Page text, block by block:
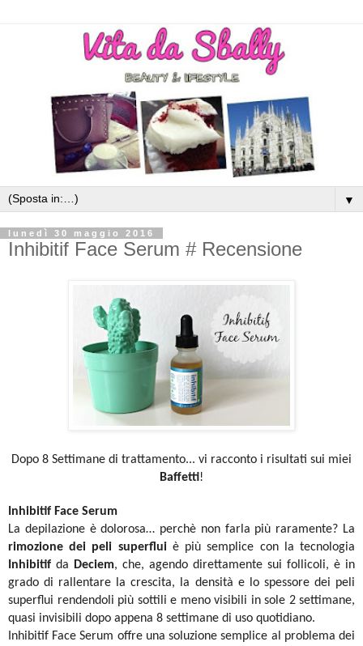
▼
lunedì 30 maggio 2016
Inhibitif Face Serum # Recensione
Dopo 8 Settimane di trattamento... vi racconto i risultati sui miei
Baffetti!
Inhibitif Face Serum
La depilazione è dolorosa… perchè non farla più raramente? La
rimozione dei peli superflui è più semplice con la tecnologia
Inhibitif da Deciem, che, agendo direttamente sui follicoli, è in
grado di rallentare la crescita, la densità e lo spessore dei peli
superflui rendendoli più sottili e meno visibili in sole 2 settimane,
quasi invisibili dopo appena 8 settimane di uso quotidiano.
Inhibitif Face Serum offre una soluzione semplice al problema dei